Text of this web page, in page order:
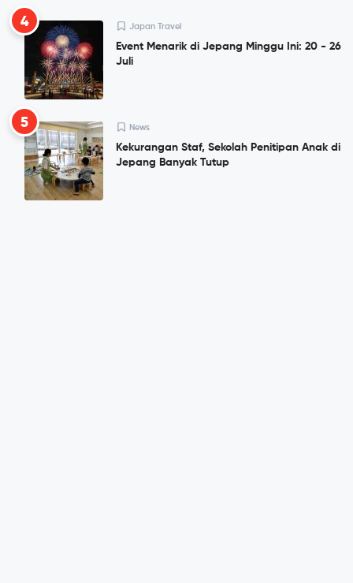
4 Japan Travel
Event Menarik di Jepang Minggu Ini: 20 - 26
Juli
5 News
Kekurangan Staf, Sekolah Penitipan Anak di
Jepang Banyak Tutup